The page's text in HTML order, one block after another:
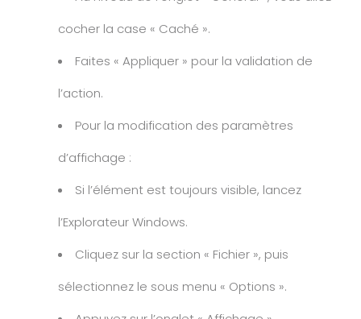
cocher la case « Caché ».
Faites « Appliquer » pour la validation de
l’action.
Pour la modification des paramètres
d’affichage :
Si l’élément est toujours visible, lancez
l’Explorateur Windows.
Cliquez sur la section « Fichier », puis
sélectionnez le sous menu « Options ».